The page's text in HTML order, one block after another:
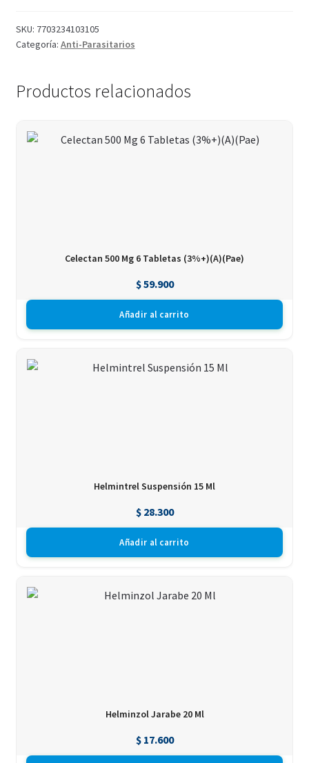
SKU: 7703234103105
Categoría: Anti-Parasitarios
Productos relacionados
Celectan 500 Mg 6 Tabletas (3%+)(A)(Pae)
$59.900
Añadir al carrito
Helmintrel Suspensión 15 Ml
$28.300
Añadir al carrito
Helminzol Jarabe 20 Ml
$17.600